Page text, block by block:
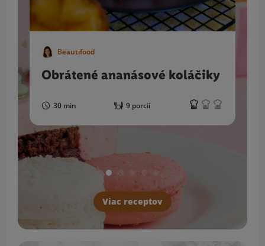
Beautifood
Obrátené ananásové koláčiky
30 min 9 porcií
Viac receptov